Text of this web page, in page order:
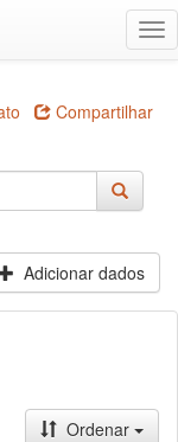
Compartilhar
Adicionar dados
Ordenar